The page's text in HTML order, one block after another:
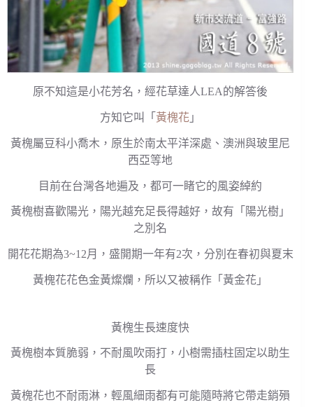
原不知這是小花芳名，經花草達人LEA的解答後
方知它叫「 黃槐花 」
黃槐屬豆科小喬木，原生於南太平洋深處、澳洲與玻里尼
西亞等地
目前在台灣各地遍及，都可一睹它的風姿綽約
黃槐樹喜歡陽光，陽光越充足長得越好，故有「陽光樹」
之別名
開花花期為3~12月，盛開期一年有2次，分別在春初與夏末
黃槐花花色金黃燦爛，所以又被稱作「黃金花」
黃槐生長速度快
黃槐樹本質脆弱，不耐風吹雨打，小樹需插柱固定以助生
長
黃槐花也不耐雨淋，輕風細雨都有可能隨時將它帶走銷殞